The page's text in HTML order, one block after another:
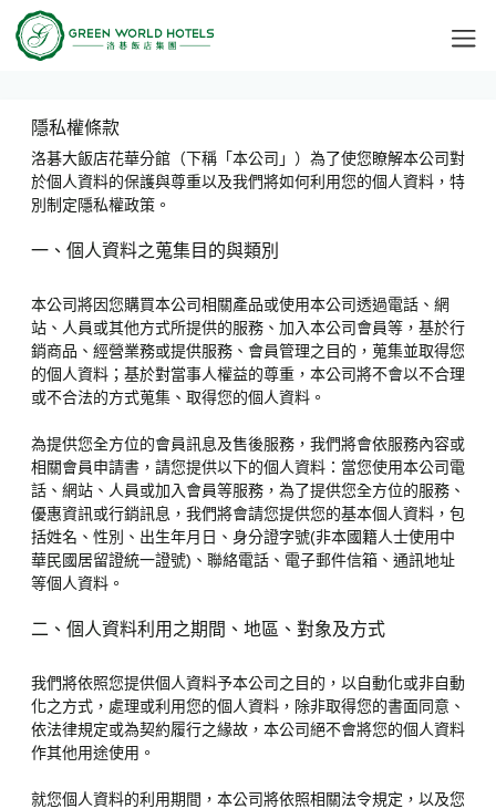
隱私權條款
洛碁大飯店花華分館（下稱「本公司」）為了使您瞭解本公司對
於個人資料的保護與尊重以及我們將如何利用您的個人資料，特
別制定隱私權政策。
一、個人資料之蒐集目的與類別
本公司將因您購買本公司相關產品或使用本公司透過電話、網
站、人員或其他方式所提供的服務、加入本公司會員等，基於行
銷商品、經營業務或提供服務、會員管理之目的，蒐集並取得您
的個人資料；基於對當事人權益的尊重，本公司將不會以不合理
或不合法的方式蒐集、取得您的個人資料。
為提供您全方位的會員訊息及售後服務，我們將會依服務內容或
相關會員申請書，請您提供以下的個人資料：當您使用本公司電
話、網站、人員或加入會員等服務，為了提供您全方位的服務、
優惠資訊或行銷訊息，我們將會請您提供您的基本個人資料，包
括姓名、性別、出生年月日、身分證字號(非本國籍人士使用中
華民國居留證統一證號)、聯絡電話、電子郵件信箱、通訊地址
等個人資料。
二、個人資料利用之期間、地區、對象及方式
我們將依照您提供個人資料予本公司之目的，以自動化或非自動
化之方式，處理或利用您的個人資料，除非取得您的書面同意、
依法律規定或為契約履行之緣故，本公司絕不會將您的個人資料
作其他用途使用。
就您個人資料的利用期間，本公司將依照相關法令規定，以及您